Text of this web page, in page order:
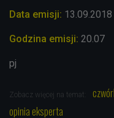
Data emisji: 13.09.2018
Godzina emisji: 20.07
pj
Zobacz więcej na temat:
opinia eksperta